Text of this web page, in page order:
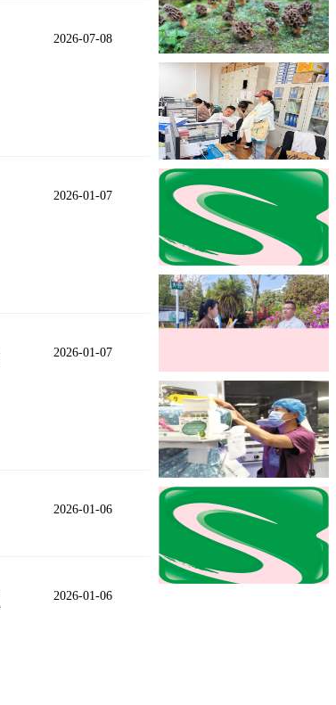
2026-07-08
2026-01-07
2026-01-07
2026-01-06
2026-01-06